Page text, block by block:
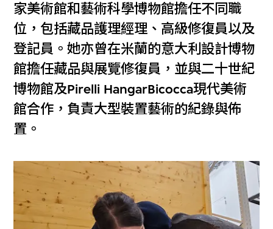
家美術館和藝術科學博物館擔任不同職
位，包括藏品護理經理、高級修復員以及
登記員。她亦曾在米蘭的意大利設計博物
館擔任藏品與展覽修復員，並與二十世紀
博物館及Pirelli HangarBicocca現代美術
館合作，負責大型裝置藝術的紀錄與佈
置。